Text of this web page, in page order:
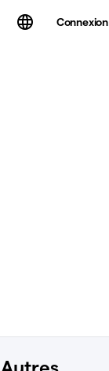
Connexion